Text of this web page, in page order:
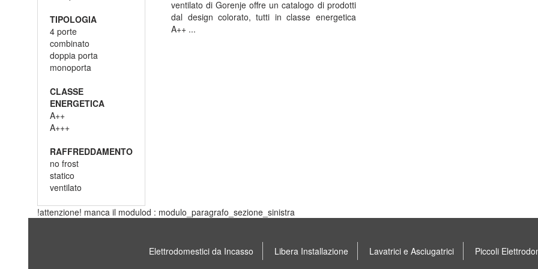
TIPOLOGIA
4 porte
combinato
doppia porta
monoporta
CLASSE
ENERGETICA
A++
A+++
RAFFREDDAMENTO
no frost
statico
ventilato
ventilato di Gorenje offre un catalogo di prodotti
dal design colorato, tutti in classe energetica
A++ ...
!attenzione! manca il modulod : modulo_paragrafo_sezione_sinistra
Elettrodomestici da Incasso Libera Installazione Lavatrici e Asciugatrici Piccoli